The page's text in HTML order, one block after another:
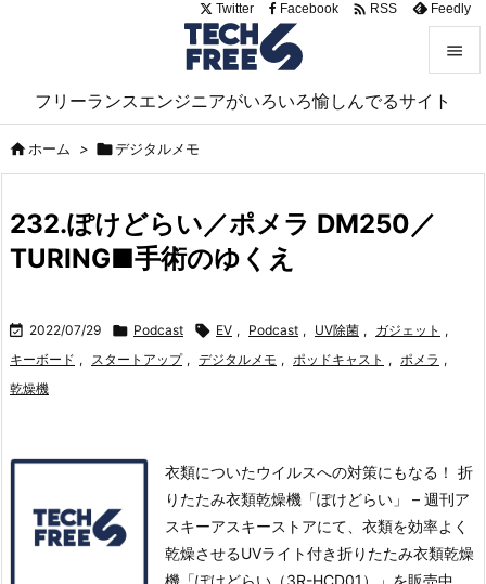
フリーランスエンジニアがいろいろ愉しんでるサイト


サイド
検索
Twitter Facebook  RSS Feedly
ホーム > デジタルメモ
232.ぽけどらい／ポメラ DM250／
TURING■手術のゆくえ
 2022/07/29  Podcast  EV , Podcast , UV除菌 , ガジェット ,
キーボード , スタートアップ , デジタルメモ , ポッドキャスト , ポメラ ,
乾燥機
衣類についたウイルスへの対策にもなる！ 折
りたたみ衣類乾燥機「ぽけどらい」 – 週刊ア
スキーアスキーストアにて、衣類を効率よく
乾燥させるUVライト付き折りたたみ衣類乾燥
機「ぽけどらい（3R-HCD01）」を販売中。